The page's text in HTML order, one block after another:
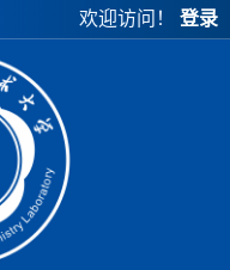
欢迎访问！ 登录